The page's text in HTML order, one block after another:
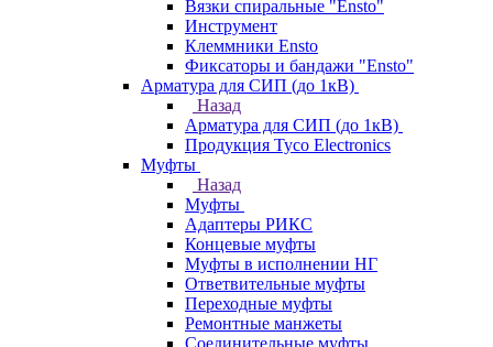
Вязки спиральные "Ensto"
Инструмент
Клеммники Ensto
Фиксаторы и бандажи "Ensto"
Арматура для СИП (до 1кВ)
Назад
Арматура для СИП (до 1кВ)
Продукция Tyco Electronics
Муфты
Назад
Муфты
Адаптеры РИКС
Концевые муфты
Муфты в исполнении НГ
Ответвительные муфты
Переходные муфты
Ремонтные манжеты
Соединительные муфты